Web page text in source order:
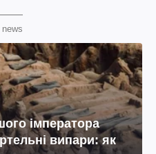
імператора
випари: як